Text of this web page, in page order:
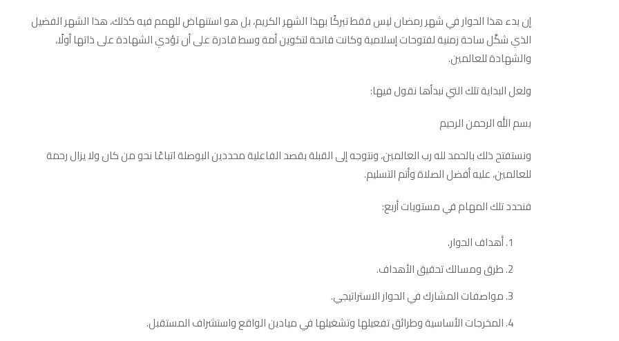
إن بدء هذا الحوار في شهر رمضان ليس فقط تبركًا بهذا الشهر الكريم، بل هو استنهاض للهمم فيه كذلك، هذا الشهر الفضيل
الذي شكَّل ساحة زمنية لفتوحات إسلامية وكانت فاتحة لتكوين أمة وسط قادرة على أن تؤدي الشهادة على ذاتها أولًا،
والشهادة للعالمين.
ولعل البداية تلك التي نبدأها نقول فيها:
بسم الله الرحمن الرحيم
ونستفتح ذلك بالحمد لله رب العالمين، ونتوجه إلى القبلة بقصد الفاعلية محددين البوصلة اتباعًا نحو من كان ولا يزال رحمة
للعالمين، عليه أفضل الصلاة وأتم التسليم.
فنحدد تلك المهام في مستويات أربع:
أهداف الحوار.
طرق ومسالك تحقيق الأهداف.
مواصفات المشارك في الحوار الاستراتيجي.
المخرجات الأساسية وطرائق تفعيلها وتشغيلها في ميادين الواقع واستشراف المستقبل.